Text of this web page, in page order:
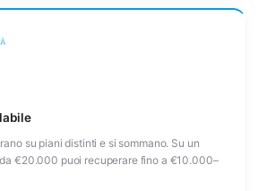
su piani distinti e si sommano. Su un
€20.000 puoi recuperare fino a €10.000–